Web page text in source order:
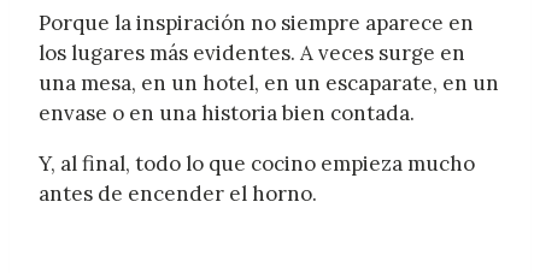
Porque la inspiración no siempre aparece en
los lugares más evidentes. A veces surge en
una mesa, en un hotel, en un escaparate, en un
envase o en una historia bien contada.
Y, al final, todo lo que cocino empieza mucho
antes de encender el horno.